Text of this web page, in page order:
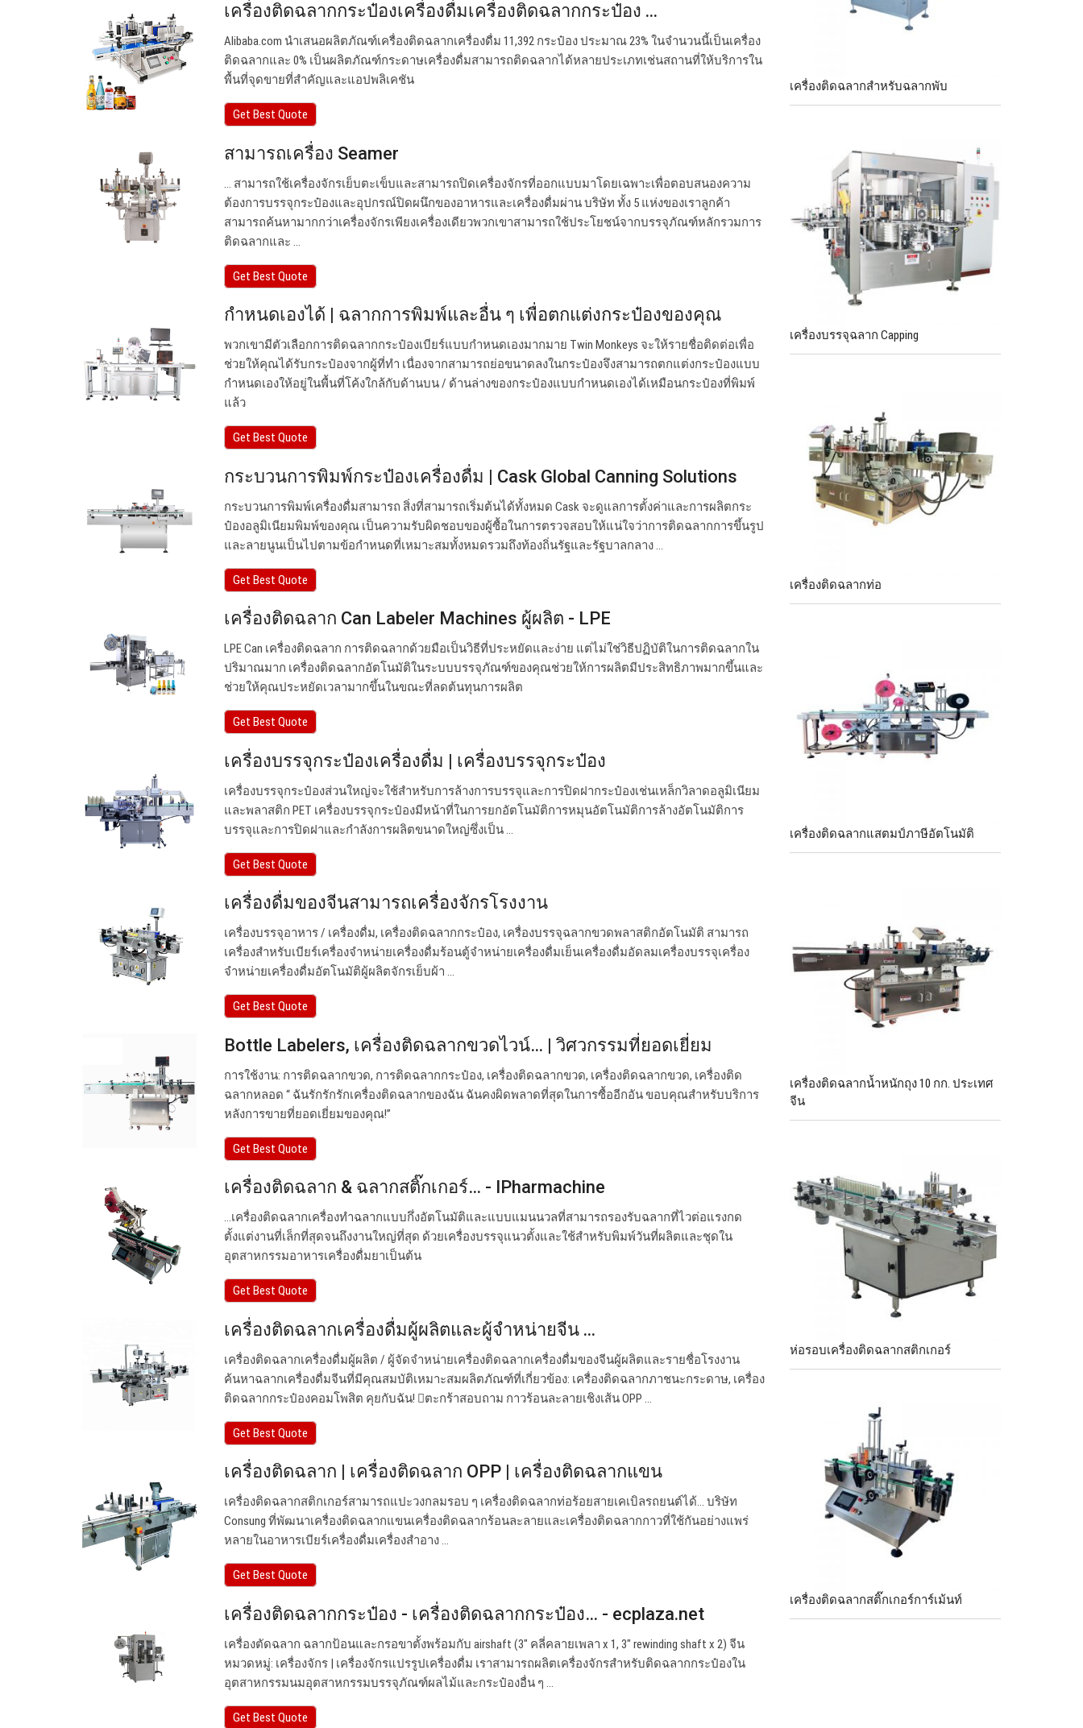
เครื่องติดฉลากกระป๋องเครื่องดื่มเครื่องติดฉลากกระป๋อง ...
Alibaba.com นำเสนอผลิตภัณฑ์เครื่องติดฉลากเครื่องดื่ม 11,392 กระป๋อง ประมาณ 23% ในจำนวนนี้เป็นเครื่อง
ติดฉลากและ 0% เป็นผลิตภัณฑ์กระดาษเครื่องดื่มสามารถติดฉลากได้หลายประเภทเช่นสถานที่ให้บริการใน
พื้นที่จุดขายที่สำคัญและแอปพลิเคชัน
Get Best Quote
สามารถเครื่อง Seamer
... สามารถใช้เครื่องจักรเย็บตะเข็บและสามารถปิดเครื่องจักรที่ออกแบบมาโดยเฉพาะเพื่อตอบสนองความ
ต้องการบรรจุกระป๋องและอุปกรณ์ปิดผนึกของอาหารและเครื่องดื่มผ่าน บริษัท ทั้ง 5 แห่งของเราลูกค้า
สามารถค้นหามากกว่าเครื่องจักรเพียงเครื่องเดียวพวกเขาสามารถใช้ประโยชน์จากบรรจุภัณฑ์หลักรวมการ
ติดฉลากและ ...
Get Best Quote
กำหนดเองได้ | ฉลากการพิมพ์และอื่น ๆ เพื่อตกแต่งกระป๋องของคุณ
พวกเขามีตัวเลือกการติดฉลากกระป๋องเบียร์แบบกำหนดเองมากมาย Twin Monkeys จะให้รายชื่อติดต่อเพื่อ
ช่วยให้คุณได้รับกระป๋องจากผู้ที่ทำ เนื่องจากสามารถย่อขนาดลงในกระป๋องจึงสามารถตกแต่งกระป๋องแบบ
กำหนดเองให้อยู่ในพื้นที่โค้งใกล้กับด้านบน / ด้านล่างของกระป๋องแบบกำหนดเองได้เหมือนกระป๋องที่พิมพ์
แล้ว
Get Best Quote
กระบวนการพิมพ์กระป๋องเครื่องดื่ม | Cask Global Canning Solutions
กระบวนการพิมพ์เครื่องดื่มสามารถ สิ่งที่สามารถเริ่มต้นได้ทั้งหมด Cask จะดูแลการตั้งค่าและการผลิตกระ
ป๋องอลูมิเนียมพิมพ์ของคุณ เป็นความรับผิดชอบของผู้ซื้อในการตรวจสอบให้แน่ใจว่าการติดฉลากการขึ้นรูป
และลายนูนเป็นไปตามข้อกำหนดที่เหมาะสมทั้งหมดรวมถึงท้องถิ่นรัฐและรัฐบาลกลาง ...
Get Best Quote
เครื่องติดฉลาก Can Labeler Machines ผู้ผลิต - LPE
LPE Can เครื่องติดฉลาก การติดฉลากด้วยมือเป็นวิธีที่ประหยัดและง่าย แต่ไม่ใช่วิธีปฏิบัติในการติดฉลากใน
ปริมาณมาก เครื่องติดฉลากอัตโนมัติในระบบบรรจุภัณฑ์ของคุณช่วยให้การผลิตมีประสิทธิภาพมากขึ้นและ
ช่วยให้คุณประหยัดเวลามากขึ้นในขณะที่ลดต้นทุนการผลิต
Get Best Quote
เครื่องบรรจุกระป๋องเครื่องดื่ม | เครื่องบรรจุกระป๋อง
เครื่องบรรจุกระป๋องส่วนใหญ่จะใช้สำหรับการล้างการบรรจุและการปิดฝากระป๋องเช่นเหล็กวิลาดอลูมิเนียม
และพลาสติก PET เครื่องบรรจุกระป๋องมีหน้าที่ในการยกอัตโนมัติการหมุนอัตโนมัติการล้างอัตโนมัติการ
บรรจุและการปิดฝาและกำลังการผลิตขนาดใหญ่ซึ่งเป็น ...
Get Best Quote
เครื่องดื่มของจีนสามารถเครื่องจักรโรงงาน
เครื่องบรรจุอาหาร / เครื่องดื่ม, เครื่องติดฉลากกระป๋อง, เครื่องบรรจุฉลากขวดพลาสติกอัตโนมัติ สามารถ
เครื่องสำหรับเบียร์เครื่องจำหน่ายเครื่องดื่มร้อนตู้จำหน่ายเครื่องดื่มเย็นเครื่องดื่มอัดลมเครื่องบรรจุเครื่อง
จำหน่ายเครื่องดื่มอัตโนมัติผู้ผลิตจักรเย็บผ้า ...
Get Best Quote
Bottle Labelers, เครื่องติดฉลากขวดไวน์… | วิศวกรรมที่ยอดเยี่ยม
การใช้งาน: การติดฉลากขวด, การติดฉลากกระป๋อง, เครื่องติดฉลากขวด, เครื่องติดฉลากขวด, เครื่องติด
ฉลากหลอด “ ฉันรักรักรักเครื่องติดฉลากของฉัน ฉันคงผิดพลาดที่สุดในการซื้ออีกอัน ขอบคุณสำหรับบริการ
หลังการขายที่ยอดเยี่ยมของคุณ!”
Get Best Quote
เครื่องติดฉลาก & ฉลากสติ๊กเกอร์… - IPharmachine
…เครื่องติดฉลากเครื่องทำฉลากแบบกึ่งอัตโนมัติและแบบแมนนวลที่สามารถรองรับฉลากที่ไวต่อแรงกด
ตั้งแต่งานที่เล็กที่สุดจนถึงงานใหญ่ที่สุด ด้วยเครื่องบรรจุแนวตั้งและใช้สำหรับพิมพ์วันที่ผลิตและชุดใน
อุตสาหกรรมอาหารเครื่องดื่มยาเป็นต้น
Get Best Quote
เครื่องติดฉลากเครื่องดื่มผู้ผลิตและผู้จำหน่ายจีน ...
เครื่องติดฉลากเครื่องดื่มผู้ผลิต / ผู้จัดจำหน่ายเครื่องติดฉลากเครื่องดื่มของจีนผู้ผลิตและรายชื่อโรงงาน
ค้นหาฉลากเครื่องดื่มจีนที่มีคุณสมบัติเหมาะสมผลิตภัณฑ์ที่เกี่ยวข้อง: เครื่องติดฉลากภาชนะกระดาษ, เครื่อง
ติดฉลากกระป๋องคอมโพสิต คุยกับฉัน! ตะกร้าสอบถาม กาวร้อนละลายเชิงเส้น OPP …
Get Best Quote
เครื่องติดฉลาก | เครื่องติดฉลาก OPP | เครื่องติดฉลากแขน
เครื่องติดฉลากสติกเกอร์สามารถแปะวงกลมรอบ ๆ เครื่องติดฉลากท่อร้อยสายเคเบิลรถยนต์ได้… บริษัท
Consung ที่พัฒนาเครื่องติดฉลากแขนเครื่องติดฉลากร้อนละลายและเครื่องติดฉลากกาวที่ใช้กันอย่างแพร่
หลายในอาหารเบียร์เครื่องดื่มเครื่องสำอาง ...
Get Best Quote
เครื่องติดฉลากกระป๋อง - เครื่องติดฉลากกระป๋อง… - ecplaza.net
เครื่องตัดฉลาก ฉลากป้อนและกรอขาตั้งพร้อมกับ airshaft (3″ คลี่คลายเพลา x 1, 3″ rewinding shaft x 2) จีน
หมวดหมู่: เครื่องจักร | เครื่องจักรแปรรูปเครื่องดื่ม เราสามารถผลิตเครื่องจักรสำหรับติดฉลากกระป๋องใน
อุตสาหกรรมนมอุตสาหกรรมบรรจุภัณฑ์ผลไม้และกระป๋องอื่น ๆ ...
Get Best Quote
เครื่องติดฉลากสำหรับฉลากพับ
เครื่องบรรจุฉลาก Capping
เครื่องติดฉลากท่อ
เครื่องติดฉลากแสตมป์ภาษีอัตโนมัติ
เครื่องติดฉลากน้ำหนักถุง 10 กก. ประเทศ
จีน
ห่อรอบเครื่องติดฉลากสติกเกอร์
เครื่องติดฉลากสติ๊กเกอร์การ์เม้นท์